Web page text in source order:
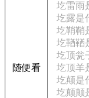
随便看
圪雷雨
圪露是
圪鞘鞘
圪鞧鞧
圪顶瓮
圪顶羊
圪颠是
圪颠颠